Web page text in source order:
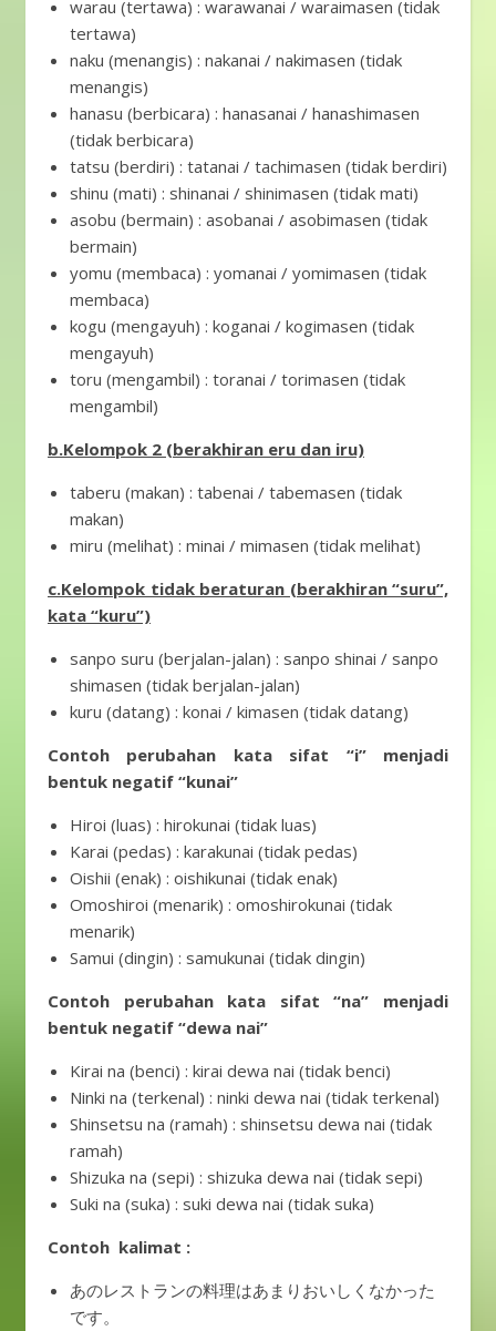
warau (tertawa) : warawanai / waraimasen (tidak
tertawa)
naku (menangis) : nakanai / nakimasen (tidak
menangis)
hanasu (berbicara) : hanasanai / hanashimasen
(tidak berbicara)
tatsu (berdiri) : tatanai / tachimasen (tidak berdiri)
shinu (mati) : shinanai / shinimasen (tidak mati)
asobu (bermain) : asobanai / asobimasen (tidak
bermain)
yomu (membaca) : yomanai / yomimasen (tidak
membaca)
kogu (mengayuh) : koganai / kogimasen (tidak
mengayuh)
toru (mengambil) : toranai / torimasen (tidak
mengambil)
b.Kelompok 2 (berakhiran eru dan iru)
taberu (makan) : tabenai / tabemasen (tidak
makan)
miru (melihat) : minai / mimasen (tidak melihat)
c.Kelompok tidak beraturan (berakhiran “suru”,
kata “kuru”)
sanpo suru (berjalan-jalan) : sanpo shinai / sanpo
shimasen (tidak berjalan-jalan)
kuru (datang) : konai / kimasen (tidak datang)
Contoh perubahan kata sifat “i” menjadi
bentuk negatif “kunai”
Hiroi (luas) : hirokunai (tidak luas)
Karai (pedas) : karakunai (tidak pedas)
Oishii (enak) : oishikunai (tidak enak)
Omoshiroi (menarik) : omoshirokunai (tidak
menarik)
Samui (dingin) : samukunai (tidak dingin)
Contoh perubahan kata sifat “na” menjadi
bentuk negatif “dewa nai”
Kirai na (benci) : kirai dewa nai (tidak benci)
Ninki na (terkenal) : ninki dewa nai (tidak terkenal)
Shinsetsu na (ramah) : shinsetsu dewa nai (tidak
ramah)
Shizuka na (sepi) : shizuka dewa nai (tidak sepi)
Suki na (suka) : suki dewa nai (tidak suka)
Contoh kalimat :
あのレストランの料理はあまりおいしくなかった
です。